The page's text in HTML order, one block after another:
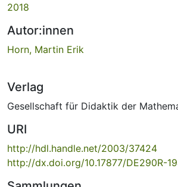
2018
Autor:innen
Horn, Martin Erik
Verlag
Gesellschaft für Didaktik der
URI
http://hdl.handle.net/2003/37424
http://dx.doi.org/10.17877/DE290R-